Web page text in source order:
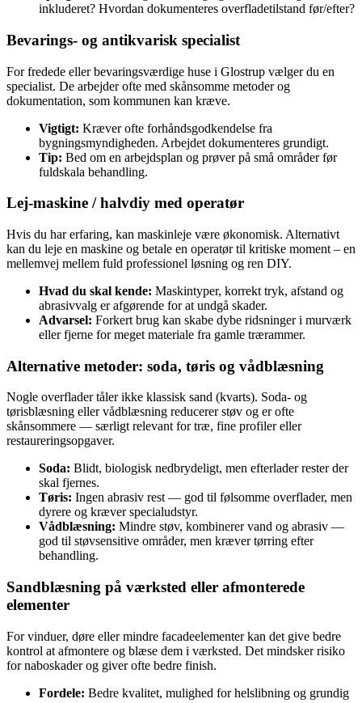
inkluderet? Hvordan dokumenteres overfladetilstand før/efter?
Bevarings- og antikvarisk specialist
For fredede eller bevaringsværdige huse i Glostrup vælger du en
specialist. De arbejder ofte med skånsomme metoder og
dokumentation, som kommunen kan kræve.
Vigtigt: Kræver ofte forhåndsgodkendelse fra
bygningsmyndigheden. Arbejdet dokumenteres grundigt.
Tip: Bed om en arbejdsplan og prøver på små områder før
fuldskala behandling.
Lej-maskine / halvdiy med operatør
Hvis du har erfaring, kan maskinleje være økonomisk. Alternativt
kan du leje en maskine og betale en operatør til kritiske moment – en
mellemvej mellem fuld professionel løsning og ren DIY.
Hvad du skal kende: Maskintyper, korrekt tryk, afstand og
abrasivvalg er afgørende for at undgå skader.
Advarsel: Forkert brug kan skabe dybe ridsninger i murværk
eller fjerne for meget materiale fra gamle trærammer.
Alternative metoder: soda, tøris og vådblæsning
Nogle overflader tåler ikke klassisk sand (kvarts). Soda- og
tørisblæsning eller vådblæsning reducerer støv og er ofte
skånsommere — særligt relevant for træ, fine profiler eller
restaureringsopgaver.
Soda: Blidt, biologisk nedbrydeligt, men efterlader rester der
skal fjernes.
Tøris: Ingen abrasiv rest — god til følsomme overflader, men
dyrere og kræver specialudstyr.
Vådblæsning: Mindre støv, kombinerer vand og abrasiv —
god til støvsensitive områder, men kræver tørring efter
behandling.
Sandblæsning på værksted eller afmonterede
elementer
For vinduer, døre eller mindre facadeelementer kan det give bedre
kontrol at afmontere og blæse dem i værksted. Det mindsker risiko
for naboskader og giver ofte bedre finish.
Fordele: Bedre kvalitet, mulighed for helslibning og grundig